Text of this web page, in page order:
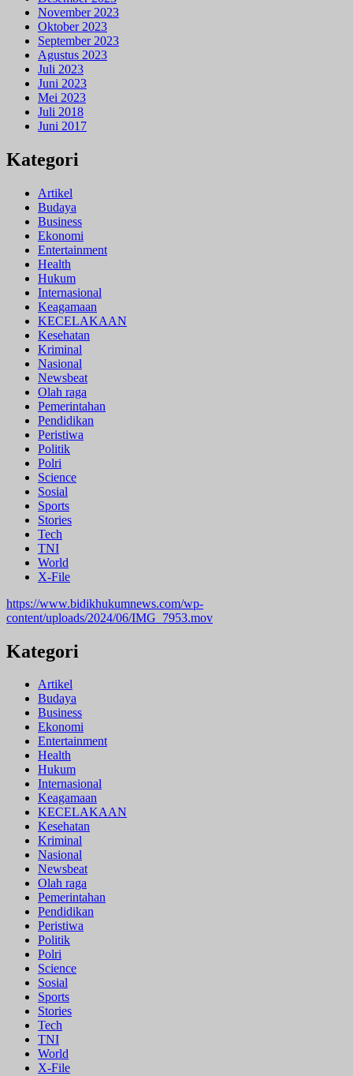
November 2023
Oktober 2023
September 2023
Agustus 2023
Juli 2023
Juni 2023
Mei 2023
Juli 2018
Juni 2017
Kategori
Artikel
Budaya
Business
Ekonomi
Entertainment
Health
Hukum
Internasional
Keagamaan
KECELAKAAN
Kesehatan
Kriminal
Nasional
Newsbeat
Olah raga
Pemerintahan
Pendidikan
Peristiwa
Politik
Polri
Science
Sosial
Sports
Stories
Tech
TNI
World
X-File
https://www.bidikhukumnews.com/wp-
content/uploads/2024/06/IMG_7953.mov
Kategori
Artikel
Budaya
Business
Ekonomi
Entertainment
Health
Hukum
Internasional
Keagamaan
KECELAKAAN
Kesehatan
Kriminal
Nasional
Newsbeat
Olah raga
Pemerintahan
Pendidikan
Peristiwa
Politik
Polri
Science
Sosial
Sports
Stories
Tech
TNI
World
X-File